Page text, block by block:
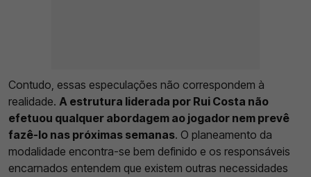
Contudo, essas especulações não correspondem à
realidade. A estrutura liderada por Rui Costa não
efetuou qualquer abordagem ao jogador nem prevê
fazê-lo nas próximas semanas. O planeamento da
modalidade encontra-se bem definido e os responsáveis
encarnados entendem que existem outras necessidades